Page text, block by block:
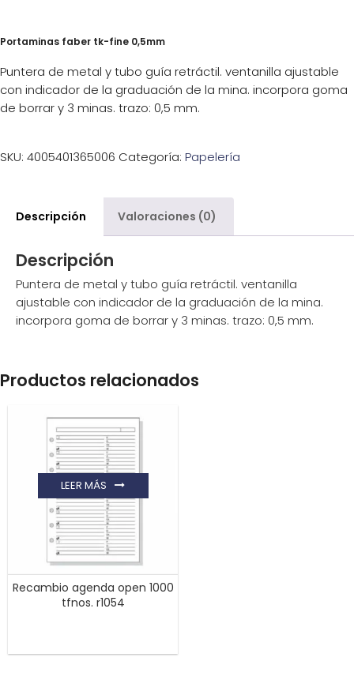
Portaminas faber tk-fine 0,5mm
Puntera de metal y tubo guía retráctil. ventanilla ajustable
con indicador de la graduación de la mina. incorpora goma
de borrar y 3 minas. trazo: 0,5 mm.
SKU: 4005401365006 Categoría: Papelería
Descripción Valoraciones (0)
Descripción
Puntera de metal y tubo guía retráctil. ventanilla
ajustable con indicador de la graduación de la mina.
incorpora goma de borrar y 3 minas. trazo: 0,5 mm.
Productos relacionados
Recambio agenda open 1000
tfnos. r1054
LEER MÁS